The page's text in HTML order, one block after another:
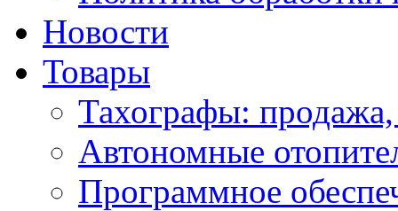
Новости
Товары
Тахографы:
Автономные
Программное